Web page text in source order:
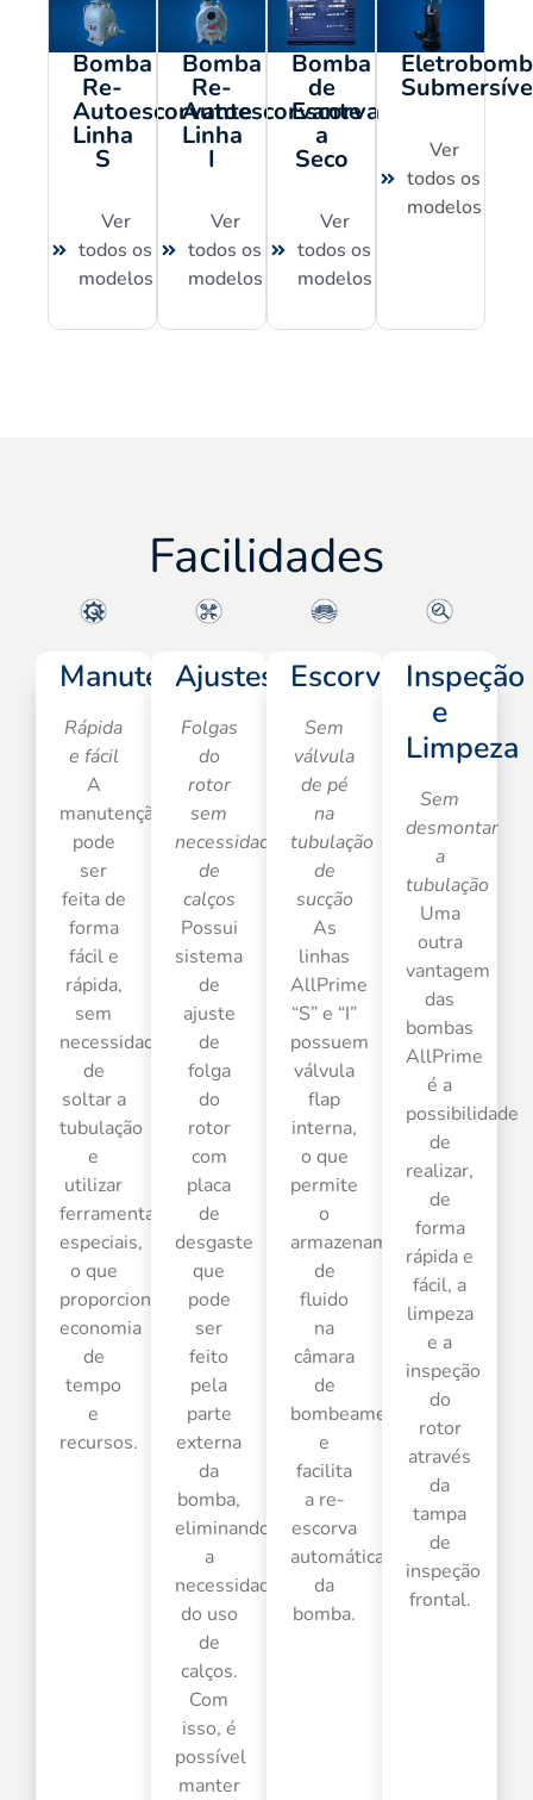
Bomba
Re-
Autoescorvante
Linha
S
Ver
todos os
modelos
Bomba
Re-
Autoescorvante
Linha
I
Ver
todos os
modelos
Bomba
de
Escorva
a
Seco
Ver
todos os
modelos
Ver
todos os
modelos
Facilidades
Manutenção
Rápida
e fácil
A
manutenção
pode
ser
feita de
forma
fácil e
rápida,
sem
necessidade
de
soltar a
tubulação
e
utilizar
ferramentas
especiais,
o que
proporciona
economia
de
tempo
e
recursos.
Ajustes
Folgas
do
rotor
sem
necessidade
de
calços
Possui
sistema
de
ajuste
de
folga
do
rotor
com
placa
de
desgaste
que
pode
ser
feito
pela
parte
externa
da
bomba,
eliminando
a
necessidade
do uso
de
calços.
Com
isso, é
possível
manter
Escorva
Sem
válvula
de pé
na
tubulação
de
sucção
As
linhas
AllPrime
“S” e “I”
possuem
válvula
flap
interna,
o que
permite
o
armazenamento
de
fluido
na
câmara
de
bombeamento
e
facilita
a re-
escorva
automática
da
bomba.
Inspeção
e
Limpeza
Sem
desmontar
a
tubulação
Uma
outra
vantagem
das
bombas
AllPrime
é a
possibilidade
de
realizar,
de
forma
rápida e
fácil, a
limpeza
e a
inspeção
do
rotor
através
da
tampa
de
inspeção
frontal.